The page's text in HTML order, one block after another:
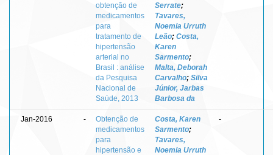
obtenção de
medicamentos
para
tratamento de
hipertensão
arterial no
Brasil : análise
da Pesquisa
Nacional de
Saúde, 2013
Serrate;
Tavares,
Noemia Urruth
Leão; Costa,
Karen
Sarmento;
Malta, Deborah
Carvalho; Silva
Júnior, Jarbas
Barbosa da
Jan-2016 -
Obtenção de
medicamentos
para
hipertensão e
Costa, Karen
Sarmento;
Tavares,
Noemia Urruth
-